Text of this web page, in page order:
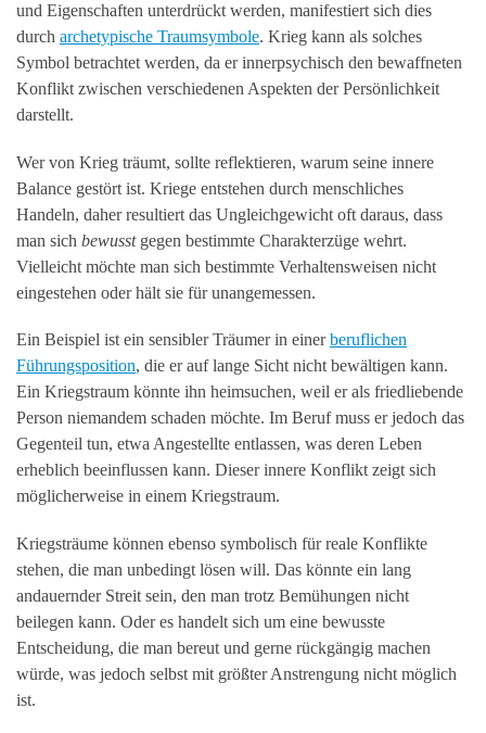
und Eigenschaften unterdrückt werden, manifestiert sich dies
durch archetypische Traumsymbole. Krieg kann als solches
Symbol betrachtet werden, da er innerpsychisch den bewaffneten
Konflikt zwischen verschiedenen Aspekten der Persönlichkeit
darstellt.
Wer von Krieg träumt, sollte reflektieren, warum seine innere
Balance gestört ist. Kriege entstehen durch menschliches
Handeln, daher resultiert das Ungleichgewicht oft daraus, dass
man sich bewusstgegen bestimmte Charakterzüge wehrt.
Vielleicht möchte man sich bestimmte Verhaltensweisen nicht
eingestehen oder hält sie für unangemessen.
Ein Beispiel ist ein sensibler Träumer in einerberuflichen
Führungsposition, die er auf lange Sicht nicht bewältigen kann.
Ein Kriegstraum könnte ihn heimsuchen, weil er als friedliebende
Person niemandem schaden möchte. Im Beruf muss er jedoch das
Gegenteil tun, etwa Angestellte entlassen, was deren Leben
erheblich beeinflussen kann. Dieser innere Konflikt zeigt sich
möglicherweise in einem Kriegstraum.
Kriegsträume können ebenso symbolisch für reale Konflikte
stehen, die man unbedingt lösen will. Das könnte ein lang
andauernder Streit sein, den man trotz Bemühungen nicht
beilegen kann. Oder es handelt sich um eine bewusste
Entscheidung, die man bereut und gerne rückgängig machen
würde, was jedoch selbst mit größter Anstrengung nicht möglich
ist.